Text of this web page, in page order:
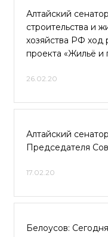
Алтайский
строительства и
хозяйства РФ ход
проекта «Жильё и
26.02.20
Алтайский
Председателя
17.02.20
Белоусов: